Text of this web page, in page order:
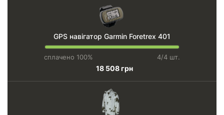
GPS навігатор Garmin Foretrex 401
сплачено 100% 4/4 шт.
18 508 грн